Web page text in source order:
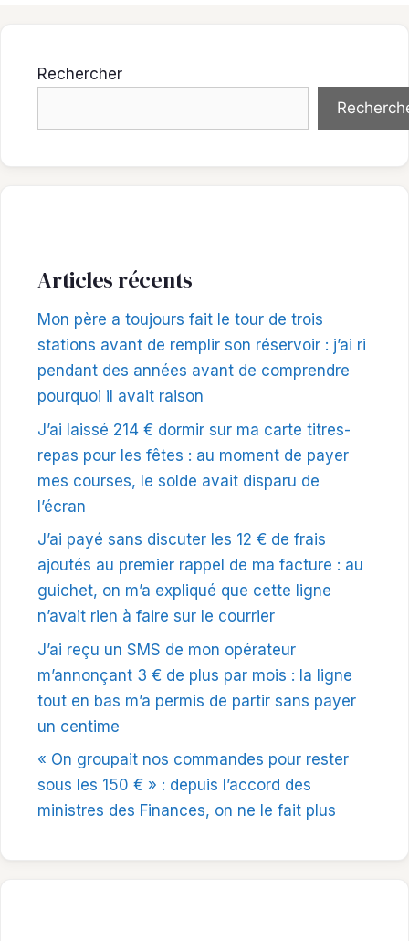
Rechercher
Articles récents
Mon père a toujours fait le tour de trois
stations avant de remplir son réservoir : j’ai ri
pendant des années avant de comprendre
pourquoi il avait raison
J’ai laissé 214 € dormir sur ma carte titres-
repas pour les fêtes : au moment de payer
mes courses, le solde avait disparu de
l’écran
J’ai payé sans discuter les 12 € de frais
ajoutés au premier rappel de ma facture : au
guichet, on m’a expliqué que cette ligne
n’avait rien à faire sur le courrier
J’ai reçu un SMS de mon opérateur
m’annonçant 3 € de plus par mois : la ligne
tout en bas m’a permis de partir sans payer
un centime
« On groupait nos commandes pour rester
sous les 150 € » : depuis l’accord des
ministres des Finances, on ne le fait plus